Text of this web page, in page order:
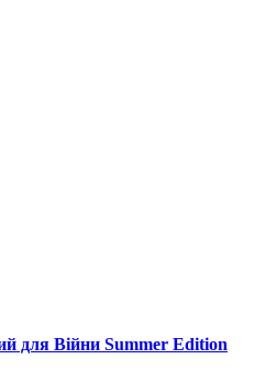
для Війни Summer Edition